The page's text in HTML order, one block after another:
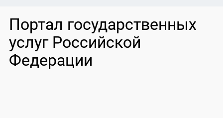
Портал государственных
услуг Российской
Федерации